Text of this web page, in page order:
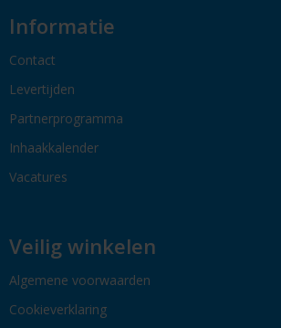
Informatie
Contact
Levertijden
Partnerprogramma
Inhaakkalender
Vacatures
Veilig winkelen
Algemene voorwaarden
Cookieverklaring